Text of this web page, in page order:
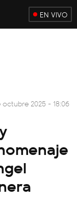
EN VIVO
octubre 2025 - 18:06